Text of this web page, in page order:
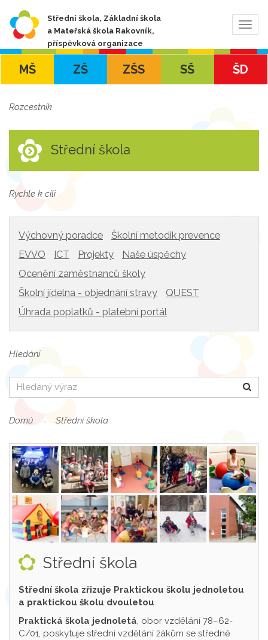
Střední škola, Základní škola
a Mateřská škola Rakovník,
příspěvková organizace
MŠ ZŠ ZŠS SŠ ŠD
Rozcestník
Střední škola
Rychle k cíli
Výchovný poradce
Školní metodik prevence
EVVO
ICT Projekty
Naše úspěchy
Ocenění zaměstnanců školy
Školní jídelna - objednání stravy
QUEST
Úhrada poplatků - platební portál
Hledání
Hledat
Domů Střední škola
Střední škola
Střední škola zřizuje Praktickou školu jednoletou
a praktickou školu dvouletou
Praktická škola jednoletá, obor vzdělání 78–62-
C/01, poskytuje střední vzdělání žákům se středně